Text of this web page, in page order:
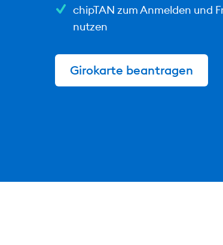
chipTAN zum Anmelden und
nutzen
Girokarte beantragen